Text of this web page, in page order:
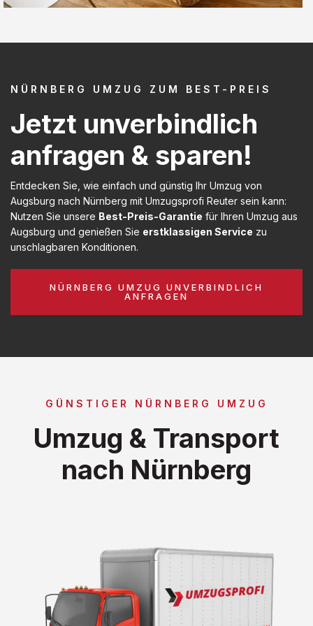
NÜRNBERG UMZUG ZUM BEST-PREIS
Jetzt unverbindlich
anfragen & sparen!
Entdecken Sie, wie einfach und günstig Ihr Umzug von
Augsburg nach Nürnberg mit Umzugsprofi Reuter sein kann:
Nutzen Sie unsere Best-Preis-Garantie für Ihren Umzug aus
Augsburg und genießen Sie erstklassigen Service zu
unschlagbaren Konditionen.
NÜRNBERG UMZUG UNVERBINDLICH
ANFRAGEN
GÜNSTIGER NÜRNBERG UMZUG
Umzug & Transport
nach Nürnberg